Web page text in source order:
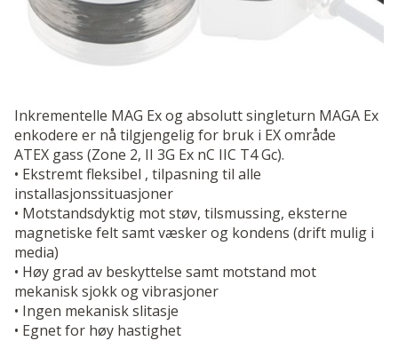
Inkrementelle MAG Ex og absolutt singleturn MAGA Ex
enkodere er nå tilgjengelig for bruk i EX område
ATEX gass (Zone 2, II 3G Ex nC IIC T4 Gc).
• Ekstremt fleksibel , tilpasning til alle
installasjonssituasjoner
• Motstandsdyktig mot støv, tilsmussing, eksterne
magnetiske felt samt væsker og kondens (drift mulig i
media)
• Høy grad av beskyttelse samt motstand mot
mekanisk sjokk og vibrasjoner
• Ingen mekanisk slitasje
• Egnet for høy hastighet